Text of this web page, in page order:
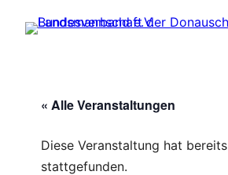
« Alle Veranstaltungen
Diese Veranstaltung hat bereits
stattgefunden.